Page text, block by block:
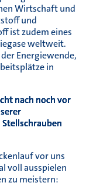
Wirtschaft und
und
ist zudem eines
weltweit.
Energiewende,
in
nach noch vor
vor uns
voll ausspielen
zu meistern: